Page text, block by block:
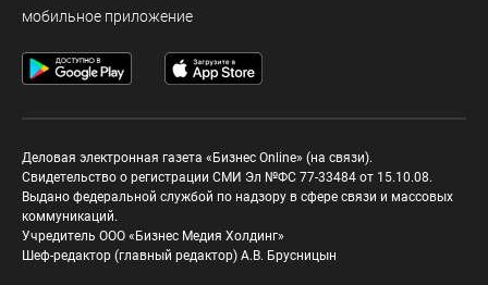
мобильное приложение
Деловая электронная газета «Бизнес Online» (на связи).
Свидетельство о регистрации СМИ Эл №ФС 77-33484 от 15.10.08.
Выдано федеральной службой по надзору в сфере связи и массовых
коммуникаций.
Учредитель ООО «Бизнес Медия Холдинг»
Шеф-редактор (главный редактор) А.В. Брусницын